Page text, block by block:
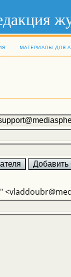
МАТЕРИАЛЫ ДЛЯ